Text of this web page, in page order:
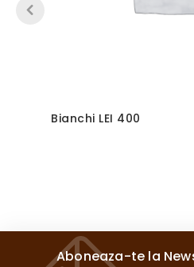
Bianchi LEI 400
Aboneaza-te la